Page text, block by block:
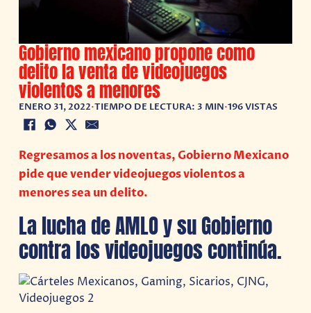
Gobierno mexicano propone como
delito la venta de videojuegos
violentos a menores
ENERO 31, 2022•TIEMPO DE LECTURA: 3 MIN•196 VISTAS
Regresamos a los noventas, Gobierno Mexicano
pide que vender videojuegos violentos a
menores sea un delito.
La lucha de AMLO y su Gobierno
contra los videojuegos continúa.